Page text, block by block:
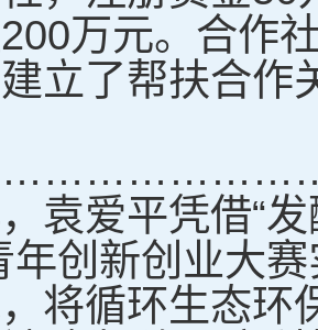
万元。合作
立了帮扶合作
爱平凭借“发
年创新创业大
将循环生态环